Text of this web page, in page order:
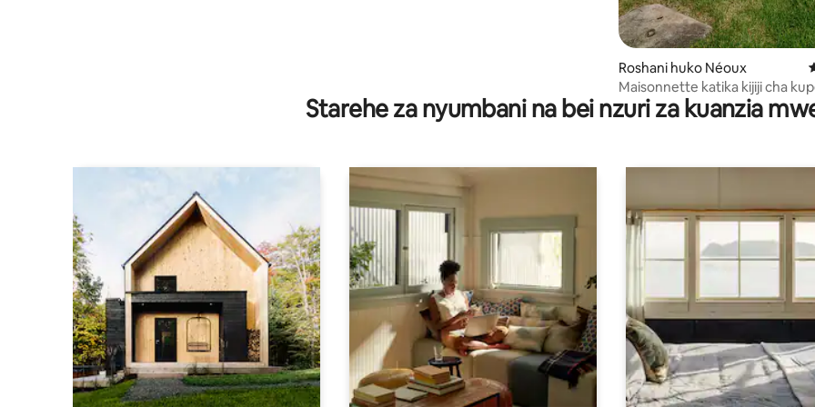
Roshani huko Néoux
Maisonnette katika kijiji cha
Starehe za nyumbani na bei nzuri za kuanzia